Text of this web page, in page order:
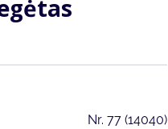
Nr. 77 (14040)